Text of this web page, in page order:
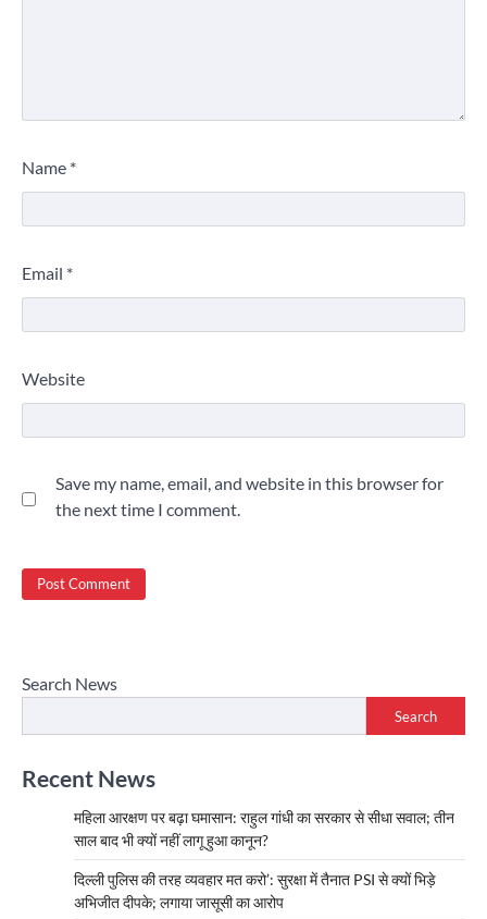
Name *
Email *
Website
Save my name, email, and website in this browser for
the next time I comment.
Search News
Search
Recent News
महिला आरक्षण पर बढ़ा घमासान: राहुल गांधी का सरकार से सीधा सवाल; तीन
साल बाद भी क्यों नहीं लागू हुआ कानून?
दिल्ली पुलिस की तरह व्यवहार मत करो’: सुरक्षा में तैनात PSI से क्यों भिड़े
अभिजीत दीपके; लगाया जासूसी का आरोप